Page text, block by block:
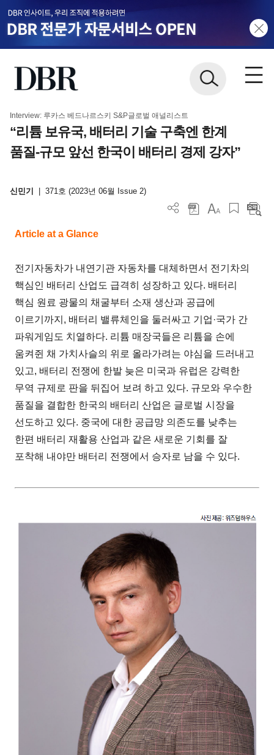
Interview: 루카스 베드나르스키 S&P글로벌 애널리스트
“리튬 보유국, 배터리 기술 구축엔 한계
품질-규모 앞선 한국이 배터리 경제 강자”
신민기 371호 (2023년 06월 Issue 2)
Article at a Glance
전기자동차가 내연기관 자동차를 대체하면서 전기차의
핵심인 배터리 산업도 급격히 성장하고 있다. 배터리
핵심 원료 광물의 채굴부터 소재 생산과 공급에
이르기까지, 배터리 밸류체인을 둘러싸고 기업·국가 간
파워게임도 치열하다. 리튬 매장국들은 리튬을 손에
움켜쥔 채 가치사슬의 위로 올라가려는 야심을 드러내고
있고, 배터리 전쟁에 한발 늦은 미국과 유럽은 강력한
무역 규제로 판을 뒤집어 보려 하고 있다. 규모와 우수한
품질을 결합한 한국의 배터리 산업은 글로벌 시장을
선도하고 있다. 중국에 대한 공급망 의존도를 낮추는
한편 배터리 재활용 산업과 같은 새로운 기회를 잘
포착해 내야만 배터리 전쟁에서 승자로 남을 수 있다.